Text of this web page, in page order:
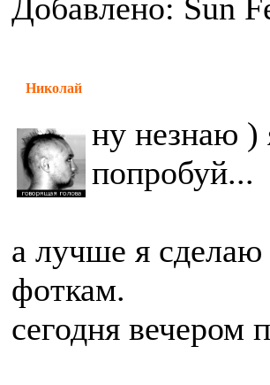
Добавлено: Sun
Николай
ну незнаю )
попробуй...
а лучше я
фоткам.
сегодня вечером